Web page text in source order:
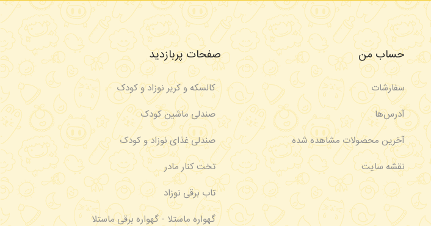
حساب من
سفارشات
آدرس‌ها
آخرین محصولات مشاهده شده
نقشه سایت
صفحات پربازدید
کالسکه و کریر نوزاد و کودک
صندلی ماشین کودک
صندلی غذای نوزاد و کودک
تخت کنار مادر
تاب برقی نوزاد
گهواره ماستلا - گهواره برقی ماستلا